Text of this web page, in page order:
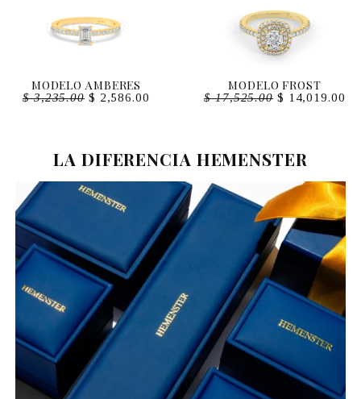
MODELO AMBERES
$3,235.00 $ 2,586.00
MODELO FROST
$17,525.00 $ 14,019.00
LA DIFERENCIA HEMENSTER